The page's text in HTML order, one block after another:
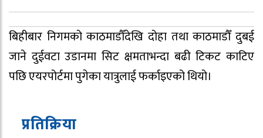
बिहीबार निगमको काठमाडौँदेखि दोहा तथा काठमाडौँ दुबई
जाने दुईवटा उडानमा सिट क्षमताभन्दा बढी टिकट काटिए
पछि एयरपोर्टमा पुगेका यात्रुलाई फर्काइएको थियो।
प्रतिक्रिया